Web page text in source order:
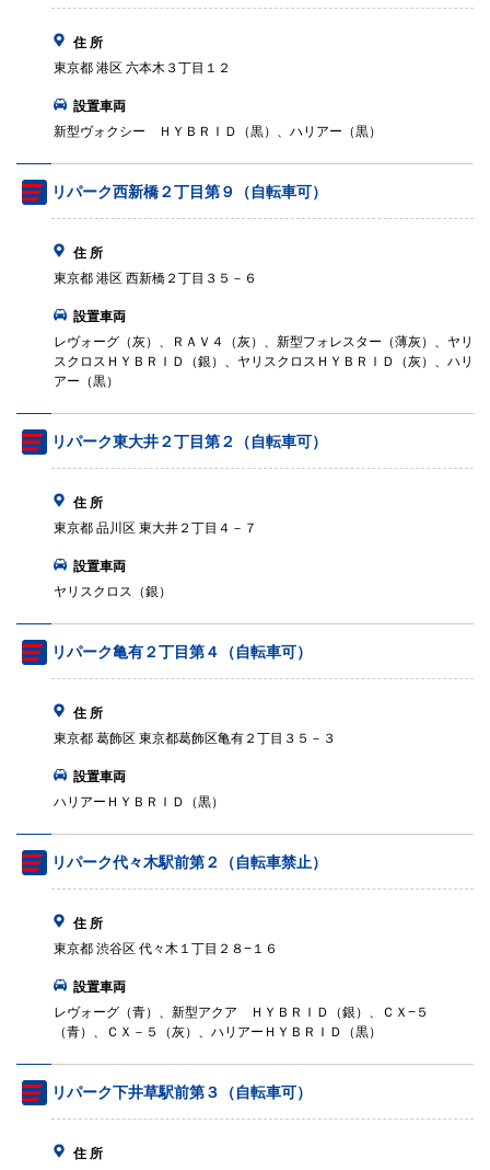
住 所
東京都 港区 六本木３丁目１２
設置車両
新型ヴォクシー ＨＹＢＲＩＤ（黒）、ハリアー（黒）
リパーク西新橋２丁目第９（自転車可）
住 所
東京都 港区 西新橋２丁目３５－６
設置車両
レヴォーグ（灰）、ＲＡＶ４（灰）、新型フォレスター（薄灰）、ヤリ
スクロスＨＹＢＲＩＤ（銀）、ヤリスクロスＨＹＢＲＩＤ（灰）、ハリ
アー（黒）
リパーク東大井２丁目第２（自転車可）
住 所
東京都 品川区 東大井２丁目４－７
設置車両
ヤリスクロス（銀）
リパーク亀有２丁目第４（自転車可）
住 所
東京都 葛飾区 東京都葛飾区亀有２丁目３５－３
設置車両
ハリアーＨＹＢＲＩＤ（黒）
リパーク代々木駅前第２（自転車禁止）
住 所
東京都 渋谷区 代々木１丁目２８−１６
設置車両
レヴォーグ（青）、新型アクア ＨＹＢＲＩＤ（銀）、ＣＸ−５
（青）、ＣＸ－５（灰）、ハリアーＨＹＢＲＩＤ（黒）
リパーク下井草駅前第３（自転車可）
住 所